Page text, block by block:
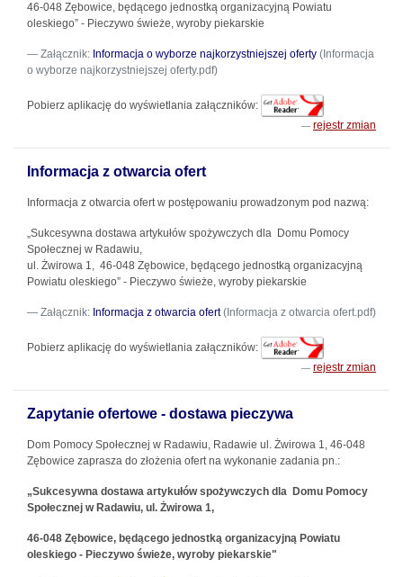
46-048 Zębowice, będącego jednostką organizacyjną Powiatu
oleskiego” - Pieczywo świeże, wyroby piekarskie
Załącznik: Informacja o wyborze najkorzystniejszej oferty (Informacja
o wyborze najkorzystniejszej oferty.pdf)
Pobierz aplikację do wyświetlania załączników:
rejestr zmian
Informacja z otwarcia ofert
Informacja z otwarcia ofert w postępowaniu prowadzonym pod nazwą:
„Sukcesywna dostawa artykułów spożywczych dla Domu Pomocy
Społecznej w Radawiu,
ul. Żwirowa 1, 46-048 Zębowice, będącego jednostką organizacyjną
Powiatu oleskiego” - Pieczywo świeże, wyroby piekarskie
Załącznik: Informacja z otwarcia ofert(Informacja z otwarcia ofert.pdf)
Pobierz aplikację do wyświetlania załączników:
rejestr zmian
Zapytanie ofertowe - dostawa pieczywa
Dom Pomocy Społecznej w Radawiu, Radawie ul. Żwirowa 1, 46-048
Zębowice zaprasza do złożenia ofert na wykonanie zadania pn.:
„Sukcesywna dostawa artykułów spożywczych dla Domu Pomocy
Społecznej w Radawiu, ul. Żwirowa 1,
46-048 Zębowice, będącego jednostką organizacyjną Powiatu
oleskiego - Pieczywo świeże, wyroby piekarskie"